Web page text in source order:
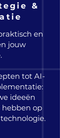
&
en
jouw
tot AI-
ideeën
op